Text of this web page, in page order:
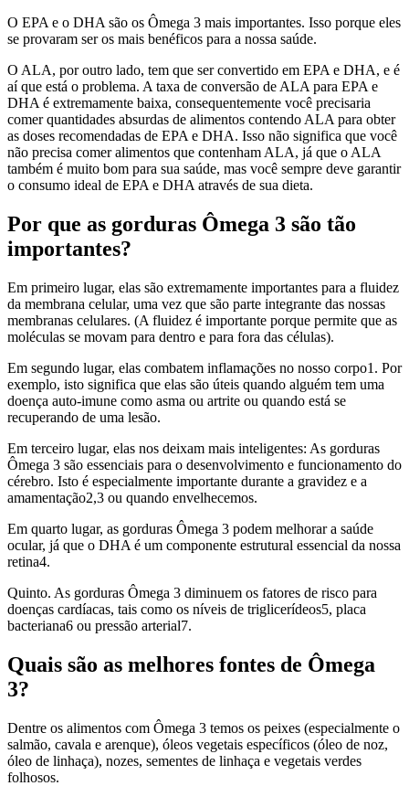
O EPA e o DHA são os Ômega 3 mais importantes. Isso porque eles
se provaram ser os mais benéficos para a nossa saúde.
O ALA, por outro lado, tem que ser convertido em EPA e DHA, e é
aí que está o problema. A taxa de conversão de ALA para EPA e
DHA é extremamente baixa, consequentemente você precisaria
comer quantidades absurdas de alimentos contendo ALA para obter
as doses recomendadas de EPA e DHA. Isso não significa que você
não precisa comer alimentos que contenham ALA, já que o ALA
também é muito bom para sua saúde, mas você sempre deve garantir
o consumo ideal de EPA e DHA através de sua dieta.
Por que as gorduras Ômega 3 são tão
importantes?
Em primeiro lugar, elas são extremamente importantes para a fluidez
da membrana celular, uma vez que são parte integrante das nossas
membranas celulares. (A fluidez é importante porque permite que as
moléculas se movam para dentro e para fora das células).
Em segundo lugar, elas combatem inflamações no nosso corpo1. Por
exemplo, isto significa que elas são úteis quando alguém tem uma
doença auto-imune como asma ou artrite ou quando está se
recuperando de uma lesão.
Em terceiro lugar, elas nos deixam mais inteligentes: As gorduras
Ômega 3 são essenciais para o desenvolvimento e funcionamento do
cérebro. Isto é especialmente importante durante a gravidez e a
amamentação2,3 ou quando envelhecemos.
Em quarto lugar, as gorduras Ômega 3 podem melhorar a saúde
ocular, já que o DHA é um componente estrutural essencial da nossa
retina4.
Quinto. As gorduras Ômega 3 diminuem os fatores de risco para
doenças cardíacas, tais como os níveis de triglicerídeos5, placa
bacteriana6 ou pressão arterial7.
Quais são as melhores fontes de Ômega
3?
Dentre os alimentos com Ômega 3 temos os peixes (especialmente o
salmão, cavala e arenque), óleos vegetais específicos (óleo de noz,
óleo de linhaça), nozes, sementes de linhaça e vegetais verdes
folhosos.